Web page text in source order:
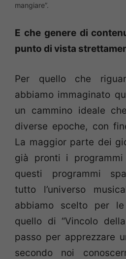
mangiare”.
E che genere di
punto di vista
Per quello che
abbiamo immaginato
un cammino ideale
diverse epoche, con
La maggior parte dei
già pronti i
questi programmi
tutto l’universo
abbiamo scelto per
quello di “Vincolo
passo per apprezzare
secondo noi